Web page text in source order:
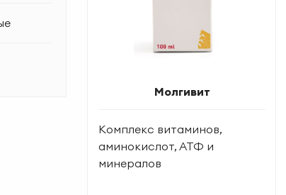
Молгивит
Комплекс витаминов,
аминокислот, АТФ и
минералов